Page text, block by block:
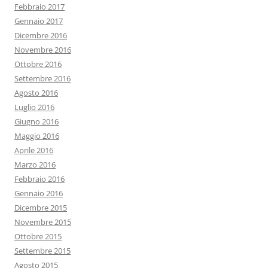
Febbraio 2017
Gennaio 2017
Dicembre 2016
Novembre 2016
Ottobre 2016
Settembre 2016
Agosto 2016
Luglio 2016
Giugno 2016
Maggio 2016
Aprile 2016
Marzo 2016
Febbraio 2016
Gennaio 2016
Dicembre 2015
Novembre 2015
Ottobre 2015
Settembre 2015
Agosto 2015